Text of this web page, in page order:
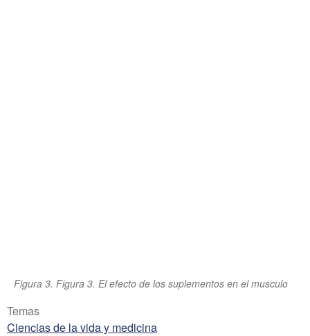
Figura 3. Figura 3. El efecto de los suplementos en el musculo
Temas
Ciencias de la vida y medicina